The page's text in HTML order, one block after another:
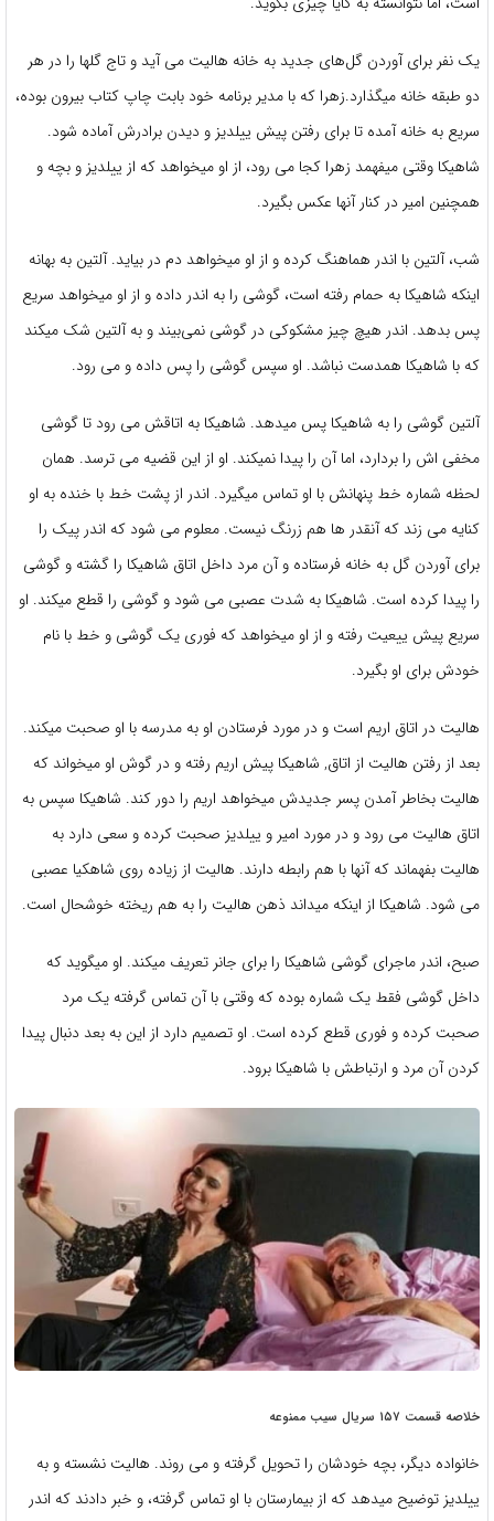
یک نفر برای آوردن گل‌های جدید به خانه هالیت می آید و تاج گلها را در هر
دو طبقه خانه میگذارد.زهرا که با مدیر برنامه خود بابت چاپ کتاب بیرون بوده،
سریع به خانه آمده تا برای رفتن پیش ییلدیز و دیدن برادرش آماده شود.
شاهیکا وقتی میفهمد زهرا کجا می رود، از او میخواهد که از ییلدیز و بچه و
همچنین امیر در کنار آنها عکس بگیرد.
شب، آلتین با اندر هماهنگ کرده و از او میخواهد دم در بیاید. آلتین به بهانه
اینکه شاهیکا به حمام رفته است، گوشی را به اندر داده و از او میخواهد سریع
پس بدهد. اندر هیچ چیز مشکوکی در گوشی نمی‌بیند و به آلتین شک میکند
که با شاهیکا همدست نباشد. او سپس گوشی را پس داده و می رود.
آلتین گوشی را به شاهیکا پس میدهد. شاهیکا به اتاقش می رود تا گوشی
مخفی اش را بردارد، اما آن را پیدا نمیکند. او از این قضیه می ترسد. همان
لحظه شماره خط پنهانش با او تماس میگیرد. اندر از پشت خط با خنده به او
کنایه می زند که آنقدر ها هم زرنگ نیست. معلوم می شود که اندر پیک را
برای آوردن گل به خانه فرستاده و آن مرد داخل اتاق شاهیکا را گشته و گوشی
را پیدا کرده است. شاهیکا به شدت عصبی می شود و گوشی را قطع میکند. او
سریع پیش ییعیت رفته و از او میخواهد که فوری یک گوشی و خط با نام
خودش برای او بگیرد.
هالیت در اتاق اریم است و در مورد فرستادن او به مدرسه با او صحبت میکند.
بعد از رفتن هالیت از اتاق, شاهیکا پیش اریم رفته و در گوش او میخواند که
هالیت بخاطر آمدن پسر جدیدش میخواهد اریم را دور کند‌. شاهیکا سپس به
اتاق هالیت می رود و در مورد امیر و ییلدیز صحبت کرده و سعی دارد به
هالیت بفهماند که آنها با هم رابطه دارند. هالیت از زیاده روی شاهکیا عصبی
می شود. شاهیکا از اینکه میداند ذهن هالیت را به هم ریخته خوشحال است.
صبح، اندر ماجرای گوشی شاهیکا را برای جانر تعریف میکند. او میگوید که
داخل گوشی فقط یک شماره بوده که وقتی با آن تماس گرفته یک مرد
صحبت کرده و فوری قطع کرده است. او تصمیم دارد از این به بعد دنبال پیدا
کردن آن مرد و ارتباطش با شاهیکا برود.
خلاصه قسمت ۱۵۷ سریال سیب ممنوعه
خانواده دیگر، بچه خودشان را تحویل گرفته و می روند. هالیت نشسته و به
ییلدیز توضیح میدهد که از بیمارستان با او تماس گرفته، و خبر دادند که اندر